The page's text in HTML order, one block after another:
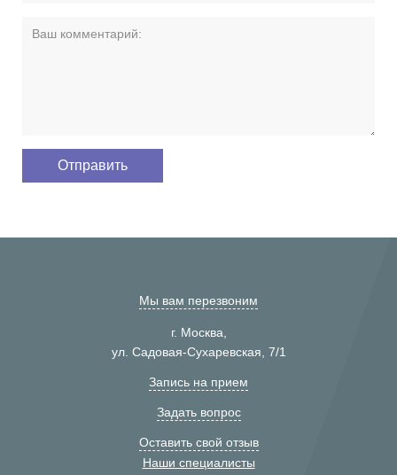
Мы вам перезвоним
г. Москва,
ул. Садовая-Сухаревская, 7/1
Запись на прием
Задать вопрос
Оставить свой отзыв
Наши специалисты